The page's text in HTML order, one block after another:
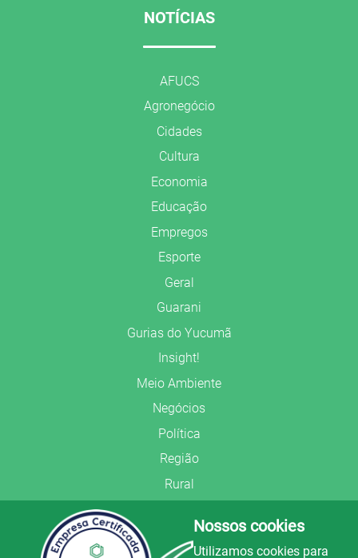
NOTÍCIAS
AFUCS
Agronegócio
Cidades
Cultura
Economia
Educação
Empregos
Esporte
Geral
Guarani
Gurias do Yucumã
Insight!
Meio Ambiente
Negócios
Política
Região
Rural
Segurança PúblicaNossos cookies
Utilizamos cookies para